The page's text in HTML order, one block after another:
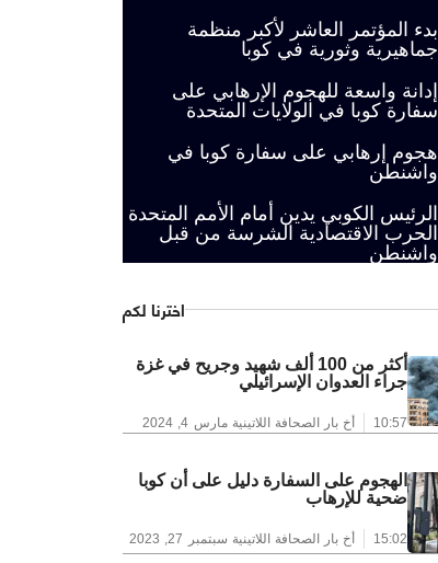
بدء المؤتمر العاشر لأكبر منظمة
جماهيرية وثورية في كوبا
إدانة واسعة للهجوم الإرهابي على
سفارة كوبا في الولايات المتحدة
هجوم إرهابي على سفارة كوبا في
واشنطن
الرئيس الكوبي يدين أمام الأمم المتحدة
الحرب الاقتصادية الشرسة من قبل
واشنطن
اخترنا لكم
أكثر من 100 ألف شهيد وجريح في غزة
جراء العدوان الإسرائيلي
10:57 أخ بار الصحافة اللاتينيةمارس 4, 2024
الهجوم على السفارة دليل على أن كوبا
ضحية للإرهاب
15:02 أخ بار الصحافة اللاتينية سبتمبر 27, 2023